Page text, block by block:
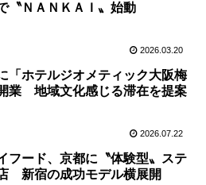
〝ＮＡＮＫＡＩ〟始動
2026.03.20
「ホテルジオメティック大阪梅
業 地域文化感じる滞在を提案
2026.07.22
フード、京都に〝体験型〟ステ
新宿の成功モデル横展開